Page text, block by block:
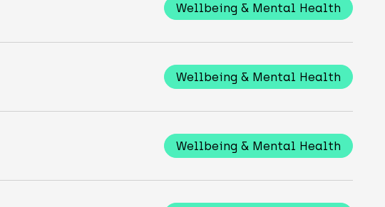
Wellbeing & Mental Health
Wellbeing & Mental Health
Wellbeing & Mental Health